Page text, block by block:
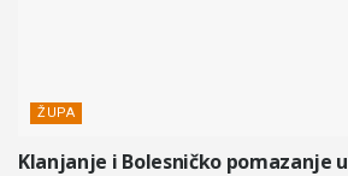
ŽUPA
Klanjanje i Bolesničko pomazanje